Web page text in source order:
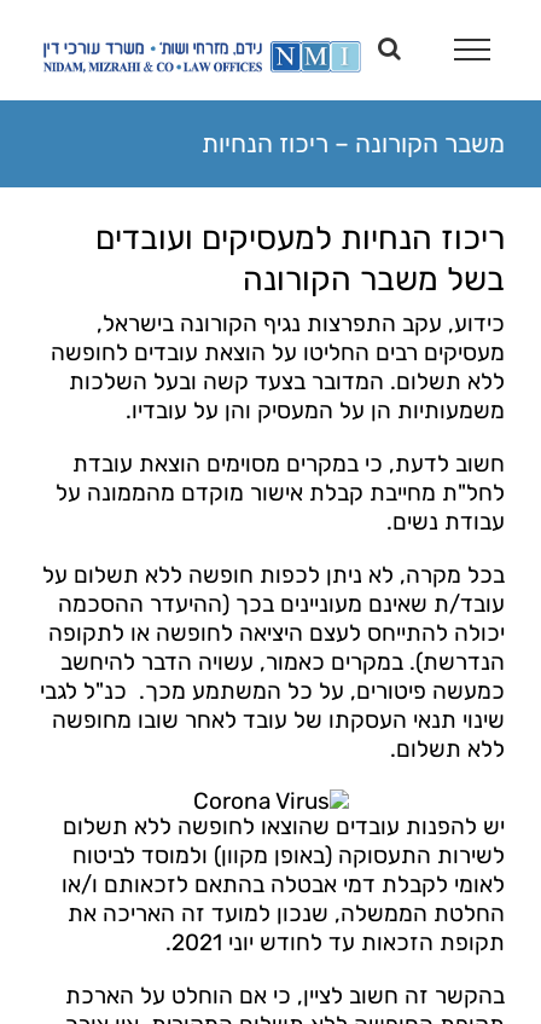
משבר הקורונה – ריכוז הנחיות
ריכוז הנחיות למעסיקים ועובדים
בשל משבר הקורונה
כידוע, עקב התפרצות נגיף הקורונה בישראל,
מעסיקים רבים החליטו על הוצאת עובדים לחופשה
ללא תשלום. המדובר בצעד קשה ובעל השלכות
משמעותיות הן על המעסיק והן על עובדיו.
חשוב לדעת, כי במקרים מסוימים הוצאת עובדת
לחל"ת מחייבת קבלת אישור מוקדם מהממונה על
עבודת נשים.
בכל מקרה, לא ניתן לכפות חופשה ללא תשלום על
עובד/ת שאינם מעוניינים בכך (ההיעדר ההסכמה
יכולה להתייחס לעצם היציאה לחופשה או לתקופה
הנדרשת). במקרים כאמור, עשויה הדבר להיחשב
כמעשה פיטורים, על כל המשתמע מכך. כנ"ל לגבי
שינוי תנאי העסקתו של עובד לאחר שובו מחופשה
ללא תשלום.
יש להפנות עובדים שהוצאו לחופשה ללא תשלום
לשירות התעסוקה (באופן מקוון) ולמוסד לביטוח
לאומי לקבלת דמי אבטלה בהתאם לזכאותם ו/או
החלטת הממשלה, שנכון למועד זה האריכה את
תקופת הזכאות עד לחודש יוני 2021.
בהקשר זה חשוב לציין, כי אם הוחלט על הארכת